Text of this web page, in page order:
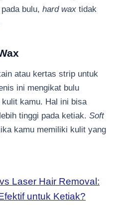
bulu, hard wax tidak
atau kertas strip untuk
ini mengikat bulu
kamu. Hal ini bisa
tinggi pada ketiak. Soft
kamu memiliki kulit yang
Laser Hair Removal:
untuk Ketiak?